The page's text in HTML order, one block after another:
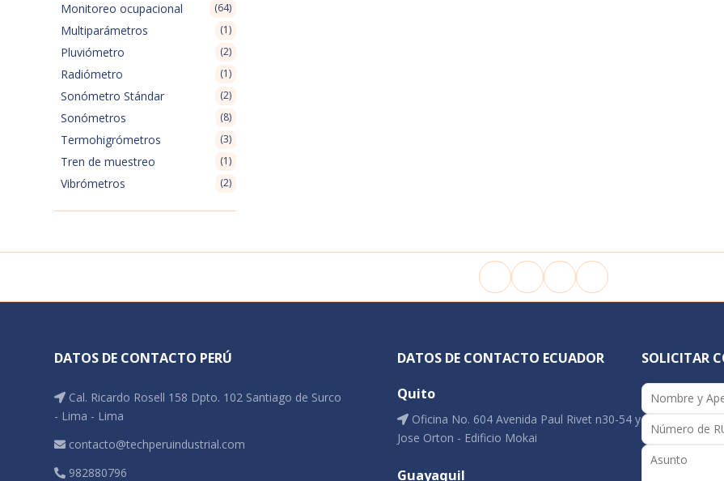
Monitoreo ocupacional (64)
Multiparámetros (1)
Pluviómetro (2)
Radiómetro (1)
Sonómetro Stándar (2)
Sonómetros (8)
Termohigrómetros (3)
Tren de muestreo (1)
Vibrómetros (2)
DATOS DE CONTACTO PERÚ
Cal. Ricardo Rosell 158 Dpto. 102 Santiago de Surco
- Lima - Lima
contacto@techperuindustrial.com
982880796
DATOS DE CONTACTO ECUADOR
Quito
Oficina No. 604 Avenida Paul Rivet n30-54 y
Jose Orton - Edificio Mokai
Guayaquil
SOLICITAR